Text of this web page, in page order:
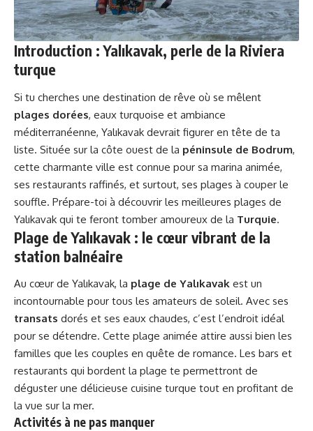
Introduction : Yalıkavak, perle de la Riviera
turque
Si tu cherches une destination de rêve où se mêlent
plages dorées, eaux turquoise et ambiance
méditerranéenne, Yalıkavak devrait figurer en tête de ta
liste. Située sur la côte ouest de la péninsule de Bodrum,
cette charmante ville est connue pour sa marina animée,
ses restaurants raffinés, et surtout, ses plages à couper le
souffle. Prépare-toi à découvrir les meilleures plages de
Yalıkavak qui te feront tomber amoureux de la Turquie.
Plage de Yalıkavak : le cœur vibrant de la
station balnéaire
Au cœur de Yalıkavak, la plage de Yalıkavak est un
incontournable pour tous les amateurs de soleil. Avec ses
transats dorés et ses eaux chaudes, c’est l’endroit idéal
pour se détendre. Cette plage animée attire aussi bien les
familles que les couples en quête de romance. Les bars et
restaurants qui bordent la plage te permettront de
déguster une délicieuse cuisine turque tout en profitant de
la vue sur la mer.
Activités à ne pas manquer